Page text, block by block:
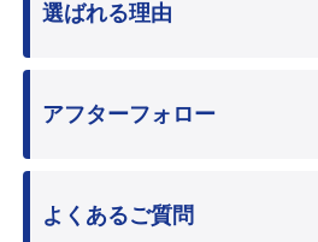
選ばれる理由
アフターフォロー
よくあるご質問